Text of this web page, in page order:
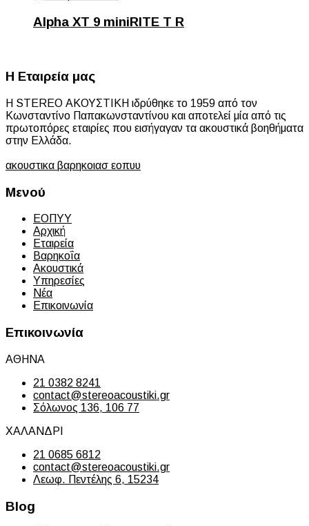
Alpha XT 9 miniRITE T R
Η Εταιρεία μας
Η STEREO ΑΚΟΥΣΤΙΚΗ ιδρύθηκε το 1959 από τον
Κωνσταντίνο Παπακωνσταντίνου και αποτελεί μία από τις
πρωτοπόρες εταιρίες που εισήγαγαν τα ακουστικά βοηθήματα
στην Ελλάδα.
ακουστικα βαρηκοιασ εοπυυ
Μενού
ΕΟΠΥΥ
Αρχική
Εταιρεία
Βαρηκοΐα
Ακουστικά
Υπηρεσίες
Νέα
Επικοινωνία
Επικοινωνία
ΑΘΗΝΑ
21 0382 8241
contact@stereoacoustiki.gr
Σόλωνος 136, 106 77
ΧΑΛΑΝΔΡΙ
21 0685 6812
contact@stereoacoustiki.gr
Λεωφ. Πεντέλης 6, 15234
Blog